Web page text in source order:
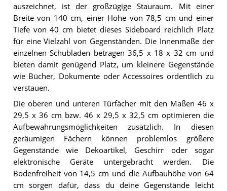
auszeichnet, ist der großzügige Stauraum. Mit einer
Breite von 140 cm, einer Höhe von 78,5 cm und einer
Tiefe von 40 cm bietet dieses Sideboard reichlich Platz
für eine Vielzahl von Gegenständen. Die Innenmaße der
einzelnen Schubladen betragen 36,5 x 18 x 32 cm und
bieten damit genügend Platz, um kleinere Gegenstände
wie Bücher, Dokumente oder Accessoires ordentlich zu
verstauen.
Die oberen und unteren Türfächer mit den Maßen 46 x
29,5 x 36 cm bzw. 46 x 29,5 x 32,5 cm optimieren die
Aufbewahrungsmöglichkeiten zusätzlich. In diesen
geräumigen Fächern können problemlos größere
Gegenstände wie Dekoartikel, Geschirr oder sogar
elektronische Geräte untergebracht werden. Die
Bodenfreiheit von 14,5 cm und die Aufbauhöhe von 64
cm sorgen dafür, dass du deine Gegenstände leicht